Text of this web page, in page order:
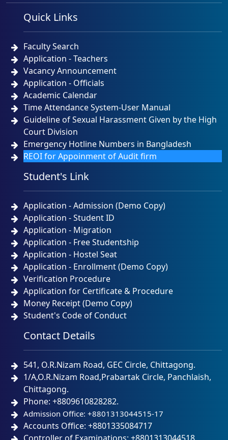
Quick Links
Faculty Search
Application - Teachers
Vacancy Announcement
Application - Officials
Academic Calendar
Time Attendance System-User Manual
Guideline of Sexual Harassment Given by the High
Court Division
Emergency Hotline Numbers in Bangladesh
REOI for Appoinment of Audit firm
Student's Link
Application - Admission (Demo Copy)
Application - Student ID
Application - Migration
Application - Free Studentship
Application - Hostel Seat
Application - Enrollment (Demo Copy)
Verification Procedure
Application for Certificate & Procedure
Money Receipt (Demo Copy)
Student's Code of Conduct
Contact Details
541, O.R.Nizam Road, GEC Circle, Chittagong.
1/A,O.R.Nizam Road,Prabartak Circle, Panchlaish,
Chittagong.
Phone: +8809610828282.
Admission Office: +8801313044515-17
Accounts Office: +8801335084717